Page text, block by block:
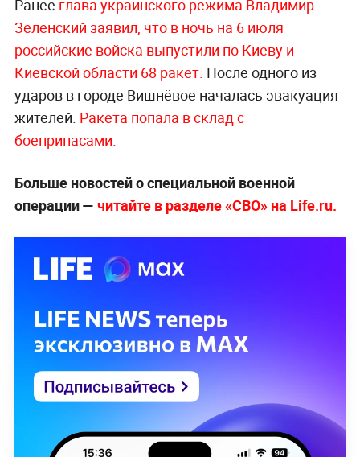
Ранее глава украинского режима Владимир
Зеленский заявил, что в ночь на 6 июля
российские войска выпустили по Киеву и
Киевской области 68 ракет. После одного из
ударов в городе Вишнёвое началась эвакуация
жителей. Ракета попала в склад с
боеприпасами.
Больше новостей о специальной военной
операции — читайте в разделе «СВО» на Life.ru.